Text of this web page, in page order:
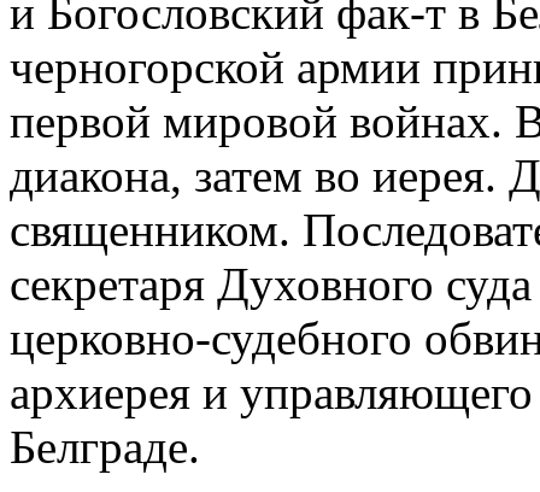
и Богословский фак-т в
черногорской армии
первой мировой войнах.
диакона, затем во иерея.
священником.
секретаря Духовного
церковно-судебного
архиерея и
Белграде.